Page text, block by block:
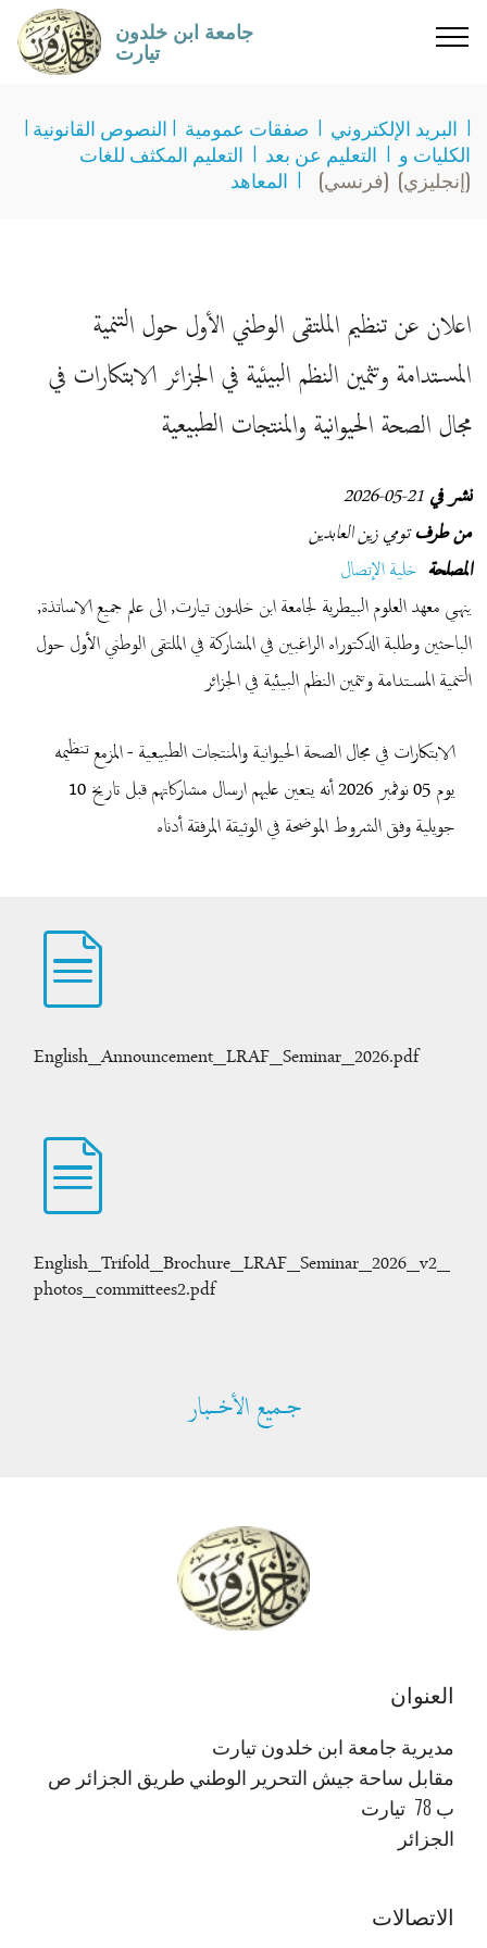
جامعة ابن خلدون
تيارت
I النصوص القانونية I صفقات عمومية I البريد الإلكتروني I
التعليم المكثف للغات I التعليم عن بعد I الكليات و
المعاهد I (فرنسي) (إنجليزي)
اعلان عن تنظيم الملتقى الوطني الأول حول التنمية
المستدامة وتثمين النظم البيئية في الجزائر الابتكارات في
مجال الصحة الحيوانية والمنتجات الطبيعية
نشر في 21-05-2026
من طرفتومي زين العابدين
المصلحة خلية الإتصال
ينهي معهد العلوم البيطرية لجامعة ابن خلدون تيارت, الى علم جميع الاساتذة,
الباحثين وطلبة الدكتوراه الراغبين في المشاركة في الملتقى الوطني الأول حول
التنمية المستدامة وتثمين النظم البيئية في الجزائر
الابتكارات في مجال الصحة الحيوانية والمنتجات الطبيعية - المزمع تنظيمه
يوم 05 نوفمبر 2026 أنه يتعين عليهم ارسال مشاركاتهم قبل تاريخ 10
جويلية وفق الشروط الموضحة في الوثيقة المرفقة أدناه
English_Announcement_LRAF_Seminar_2026.pdf
English_Trifold_Brochure_LRAF_Seminar_2026_v2_
photos_committees2.pdf
جــميع الأخـــبار
العنوان
مديرية جامعة ابن خلدون تيارت
مقابل ساحة جيش التحرير الوطني طريق الجزائر ص
ب 78 تيارت
الجزائر
الاتصالات